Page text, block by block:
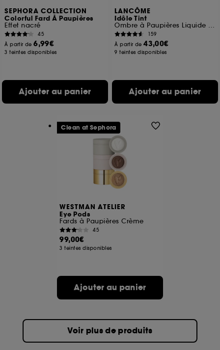
SEPHORA COLLECTION
Colorful Fard À Paupières
Effet nacré
45
À partir de6,99€
3 teintes disponibles
Ajouter au panier
LANCÔME
Idôle Tint
Ombre à Paupières Liquide Multi-usage
159
À partir de43,00€
9 teintes disponibles
Ajouter au panier
WESTMAN ATELIER
Eye Pods
Fards à Paupières Crème
45
99,00€
3 teintes disponibles
Ajouter au panier
Clean at Sephora
Voir plus de produits